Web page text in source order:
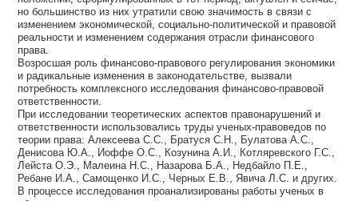
но большинство из них утратили свою значимость в связи с
изменением экономической, социально-политической и правовой
реальности и изменением содержания отрасли финансового
права.
Возросшая роль финансово-правового регулирования экономики
и радикальные изменения в законодательстве, вызвали
потребность комплексного исследования финансово-правовой
ответственности.
При исследовании теоретических аспектов правонарушений и
ответственности использовались труды ученых-правоведов по
теории права: Алексеева С.С., Братуся С.Н., Булатова А.С.,
Денисова Ю.А., Иоффе О.С., Козунина А.И., Котляревского Г.С.,
Лейста О.Э., Малеина Н.С., Назарова Б.А., Недбайло П.Е.,
Ребане И.А., Самощенко И.С., Черных Е.В., Явича Л.С. и других.
В процессе исследования проанализированы работы ученых в